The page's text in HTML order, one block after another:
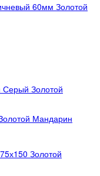
60мм Золотой
Серый Золотой
Мандарин
Золотой